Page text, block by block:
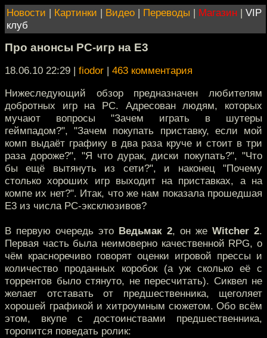
Новости | Картинки | Видео | Переводы | Магазин | VIP
клуб
Про анонсы PC-игр на E3
18.06.10 22:29 | fiodor | 463 комментария
Нижеследующий обзор предназначен любителям
добротных игр на РС. Адресован людям, которых
мучают вопросы "Зачем играть в шутеры
геймпадом?", "Зачем покупать приставку, если мой
комп выдаёт графику в два раза круче и стоит в три
раза дороже?", "Я что дурак, диски покупать?", "Что
бы ещё вытянуть из сети?", и наконец "Почему
столько хороших игр выходит на приставках, а на
компе их нет?". Итак, что же нам показала прошедшая
E3 из числа PC-эксклюзивов?
В первую очередь это Ведьмак 2, он же Witcher 2.
Первая часть была неимоверно качественной RPG, о
чём красноречиво говорят оценки игровой прессы и
количество проданных коробок (а уж сколько её с
торрентов было стянуто, не пересчитать). Сиквел не
желает отставать от предшественника, щеголяет
хорошей графикой и хитроумным сюжетом. Обо всём
этом, вкупе с достоинствами предшественника,
торопится поведать ролик: